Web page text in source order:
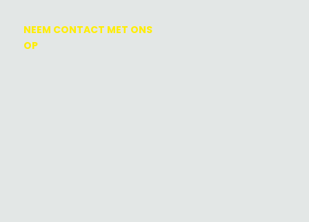
NEEM CONTACT MET ONS
OP